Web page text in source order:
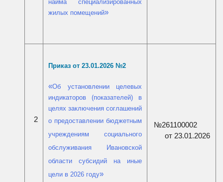
найма специализированных
жилых помещений»
2
Приказ от 23.01.2026 №2
«Об установлении целевых
индикаторов (показателей) в
целях заключения соглашений
о предоставлении бюджетным
учреждениям социального
обслуживания Ивановской
области субсидий на иные
цели в 2026 году»
№261100002
от 23.01.2026